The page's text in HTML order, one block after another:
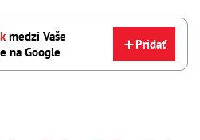
medzi Vaše
na Google
Pridať